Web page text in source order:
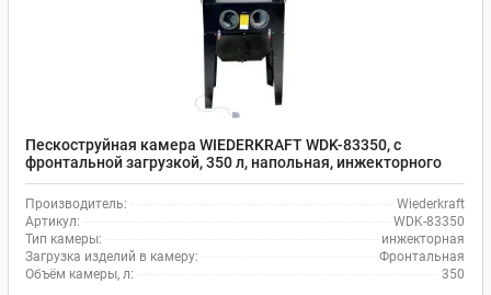
Пескоструйная камера WIEDERKRAFT WDK-83350, с
фронтальной загрузкой, 350 л, напольная, инжекторного
типа, с системой рециркуляции абразива
Производитель:
Wiederkraft
Артикул:
WDK-83350
Тип камеры:
инжекторная
Загрузка изделий в камеру:
Фронтальная
Объём камеры, л:
350